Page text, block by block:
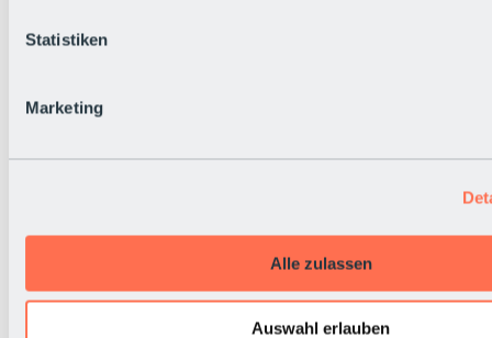
Statistiken
Marketing
Alle zulassen
Auswahl erlauben